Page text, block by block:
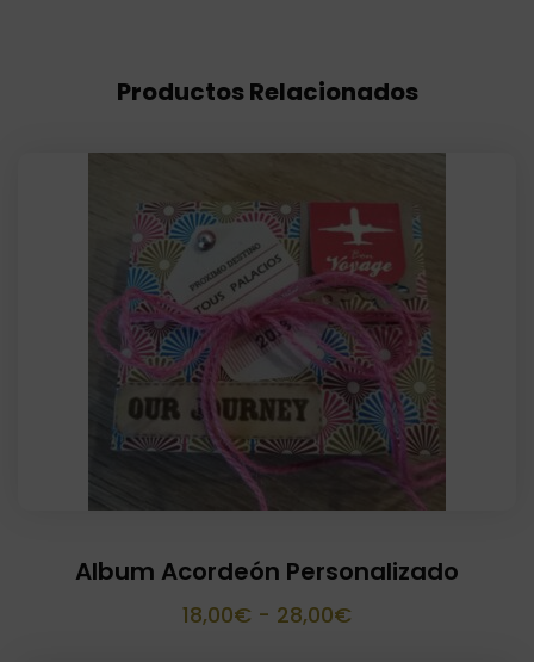
5,00€
175,95€
Productos Relacionados
Album Acordeón Personalizado
18,00€ - 28,00€Rango